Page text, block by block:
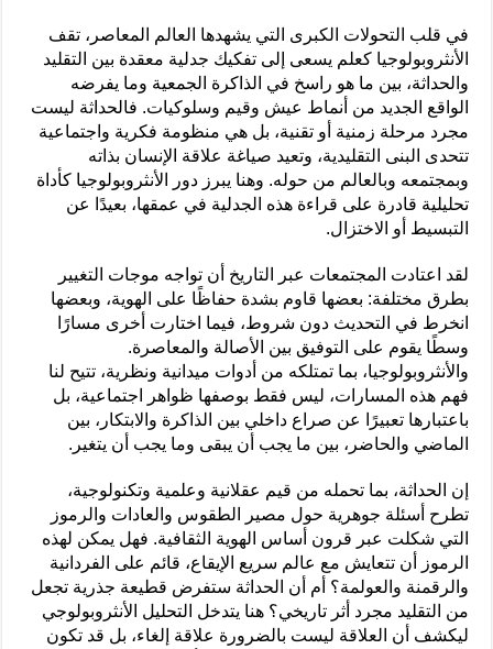
في قلب التحولات الكبرى التي يشهدها العالم المعاصر، تقف
الأنثروبولوجيا كعلم يسعى إلى تفكيك جدلية معقدة بين التقليد
والحداثة، بين ما هو راسخ في الذاكرة الجمعية وما يفرضه
الواقع الجديد من أنماط عيش وقيم وسلوكيات. فالحداثة ليست
مجرد مرحلة زمنية أو تقنية، بل هي منظومة فكرية واجتماعية
تتحدى البنى التقليدية، وتعيد صياغة علاقة الإنسان بذاته
وبمجتمعه وبالعالم من حوله. وهنا يبرز دور الأنثروبولوجيا كأداة
تحليلية قادرة على قراءة هذه الجدلية في عمقها، بعيدًا عن
التبسيط أو الاختزال.
لقد اعتادت المجتمعات عبر التاريخ أن تواجه موجات التغيير
بطرق مختلفة: بعضها قاوم بشدة حفاظًا على الهوية، وبعضها
انخرط في التحديث دون شروط، فيما اختارت أخرى مسارًا
وسطًا يقوم على التوفيق بين الأصالة والمعاصرة.
والأنثروبولوجيا، بما تمتلكه من أدوات ميدانية ونظرية، تتيح لنا
فهم هذه المسارات، ليس فقط بوصفها ظواهر اجتماعية، بل
باعتبارها تعبيرًا عن صراع داخلي بين الذاكرة والابتكار، بين
الماضي والحاضر، بين ما يجب أن يبقى وما يجب أن يتغير.
إن الحداثة، بما تحمله من قيم عقلانية وعلمية وتكنولوجية،
تطرح أسئلة جوهرية حول مصير الطقوس والعادات والرموز
التي شكلت عبر قرون أساس الهوية الثقافية. فهل يمكن لهذه
الرموز أن تتعايش مع عالم سريع الإيقاع، قائم على الفردانية
والرقمنة والعولمة؟ أم أن الحداثة ستفرض قطيعة جذرية تجعل
من التقليد مجرد أثر تاريخي؟ هنا يتدخل التحليل الأنثروبولوجي
ليكشف أن العلاقة ليست بالضرورة علاقة إلغاء، بل قد تكون